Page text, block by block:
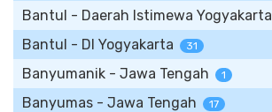
Bantul - Daerah Istimewa Yogyakarta
Bantul - DI Yogyakarta 31
Banyumanik - Jawa Tengah 1
Banyumas - Jawa Tengah 17